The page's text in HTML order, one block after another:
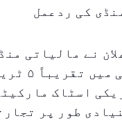
کی ردعمل
نے مالیاتی
ہے۔
اسٹاک
طور پر